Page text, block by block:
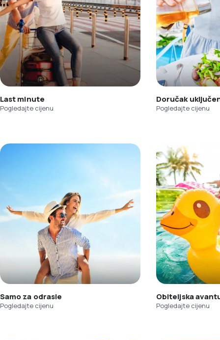
Last minute
Pogledajte cijenu
Doručak
Pogledajte cijenu
Samo za odrasle
Pogledajte cijenu
Obiteljska
Pogledajte cijenu